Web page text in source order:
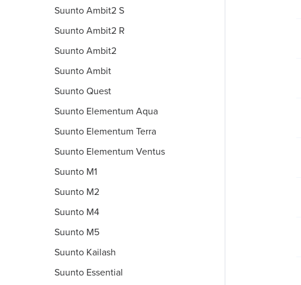
Suunto Ambit2 S
Suunto Ambit2 R
Suunto Ambit2
Suunto Ambit
Suunto Quest
Suunto Elementum Aqua
Suunto Elementum Terra
Suunto Elementum Ventus
Suunto M1
Suunto M2
Suunto M4
Suunto M5
Suunto Kailash
Suunto Essential